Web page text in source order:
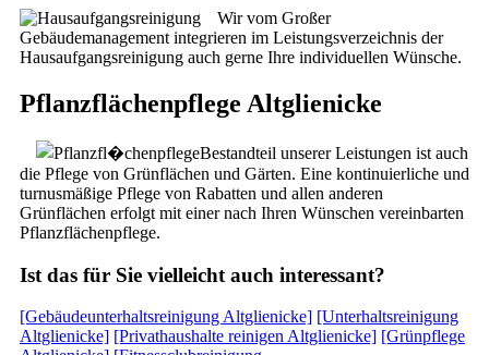
Wir vom Großer
Gebäudemanagement integrieren im Leistungsverzeichnis der
Hausaufgangsreinigung auch gerne Ihre individuellen Wünsche.
Pflanzflächenpflege Altglienicke
Bestandteil unserer Leistungen ist auch
die Pflege von Grünflächen und Gärten. Eine kontinuierliche und
turnusmäßige Pflege von Rabatten und allen anderen
Grünflächen erfolgt mit einer nach Ihren Wünschen vereinbarten
Pflanzflächenpflege.
Ist das für Sie vielleicht auch interessant?
[Gebäudeunterhaltsreinigung Altglienicke] [Unterhaltsreinigung
Altglienicke] [Privathaushalte reinigen Altglienicke] [Grünpflege